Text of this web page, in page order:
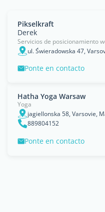
Pikselkraft
Derek
Servicios de posicionamiento
ul. Świeradowska 47,
Ponte en contacto
Hatha Yoga Warsaw
Yoga
jagiellonska 58, Varsovie,
889804152
Ponte en contacto